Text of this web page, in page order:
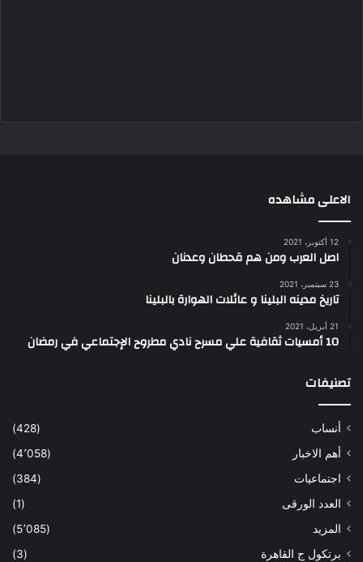
الاعلى مشاهده
12 أكتوبر، 2021
اصل العرب ومن هم قحطان وعدنان
23 سبتمبر، 2021
تاريخ مدينه البلينا و عائلات الهوارة بالبلينا
21 أبريل، 2021
10 أمسيات ثقافية علي مسرح نادي مطروح الإجتماعي في رمضان
تصنيفات
أنساب
(428)
أهم الاخبار
(4٬058)
اجتماعيات
(384)
العدد الورقى
(1)
المزيد
(5٬085)
برتكول ج القاهرة
(3)